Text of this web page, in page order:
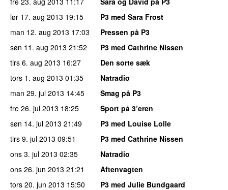
lør 17. aug 2013 19:15
P3 med Sara Frost
man 12. aug 2013 17:03
Pressen på P3
søn 11. aug 2013 21:52
P3 med Cathrine Nissen
tirs 6. aug 2013 16:27
Den sorte sæk
tors 1. aug 2013 01:35
Natradio
man 29. jul 2013 14:45
Smag på P3
fre 26. jul 2013 18:25
Sport på 3’eren
søn 14. jul 2013 21:49
P3 med Louise Lolle
tirs 9. jul 2013 09:51
P3 med Cathrine Nissen
ons 3. jul 2013 02:35
Natradio
ons 26. jun 2013 21:21
Aftenvagten
tors 20. jun 2013 15:50
P3 med Julie Bundgaard